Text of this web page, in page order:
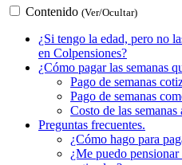
Contenido (Ver/Ocultar)
¿Si tengo la edad, pero no
en Colpensiones?
¿Cómo pagar las semanas
Pago de semanas
Pago de semanas
Costo de las semanas
Preguntas frecuentes.
¿Cómo hago para
¿Me puedo